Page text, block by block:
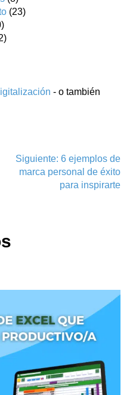
(23)
- o también
Siguiente: 6 ejemplos de
marca personal de éxito
para inspirarte